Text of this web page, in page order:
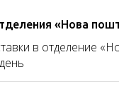
«Нова
в отделение